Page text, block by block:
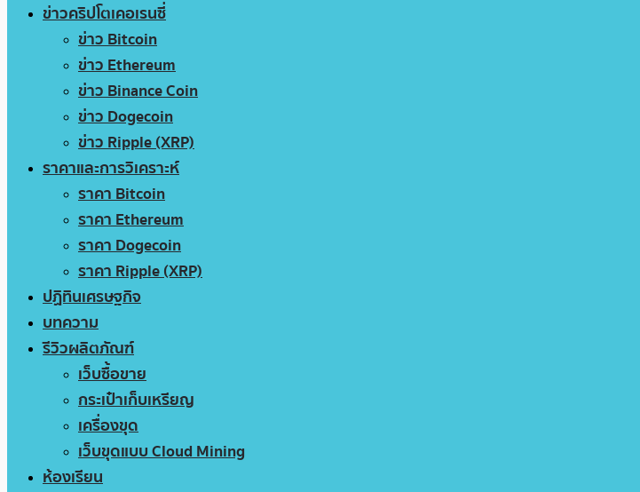
ข่าวคริปโตเคอเรนซี่
ข่าว Bitcoin
ข่าว Ethereum
ข่าว Binance Coin
ข่าว Dogecoin
ข่าว Ripple (XRP)
ราคาและการวิเคราะห์
ราคา Bitcoin
ราคา Ethereum
ราคา Dogecoin
ราคา Ripple (XRP)
ปฏิทินเศรษฐกิจ
บทความ
รีวิวผลิตภัณฑ์
เว็บซื้อขาย
กระเป๋าเก็บเหรียญ
เครื่องขุด
เว็บขุดแบบ Cloud Mining
ห้องเรียน